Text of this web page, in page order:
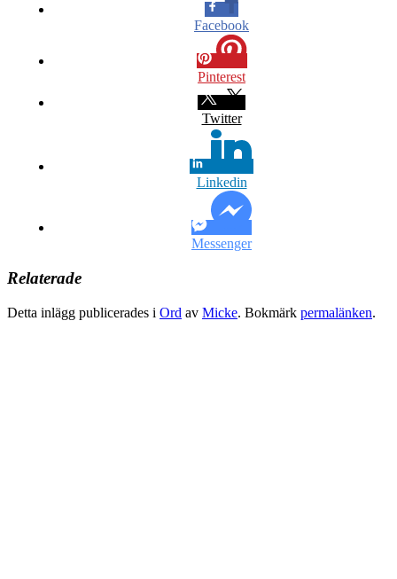
Facebook
Pinterest
Twitter
Linkedin
Messenger
Relaterade
Detta inlägg publicerades i Ord av Micke. Bokmärk permalänken.